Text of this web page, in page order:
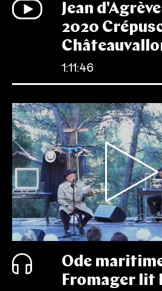
Jean
2020
1:11:46
Ode
Fromager lit